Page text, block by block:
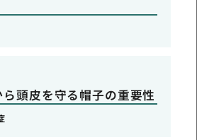
頭皮を守る帽子の重要性